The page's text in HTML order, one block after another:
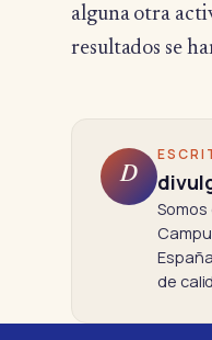
alguna otra
resultados se
D
de